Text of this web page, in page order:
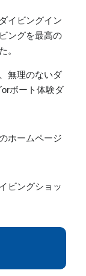
イビングイン
ングを最高の
。
無理のないダ
ボート体験ダ
ホームページ
ビングショッ